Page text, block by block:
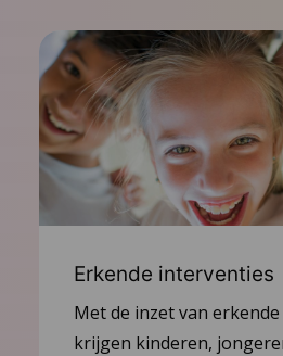
Erkende interventies
Met de inzet van
krijgen kinderen,